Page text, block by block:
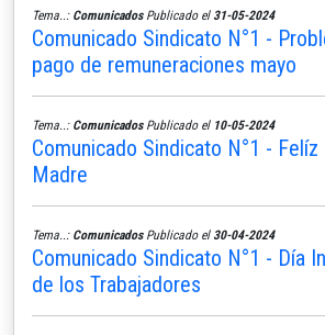
Tema..: ComunicadosPublicado el 31-05-2024
Comunicado Sindicato N°1 -
pago de remuneraciones mayo
Tema..: ComunicadosPublicado el 10-05-2024
Comunicado Sindicato N°1 - Felíz
Madre
Tema..: ComunicadosPublicado el 30-04-2024
Comunicado Sindicato N°1 - Día
de los Trabajadores